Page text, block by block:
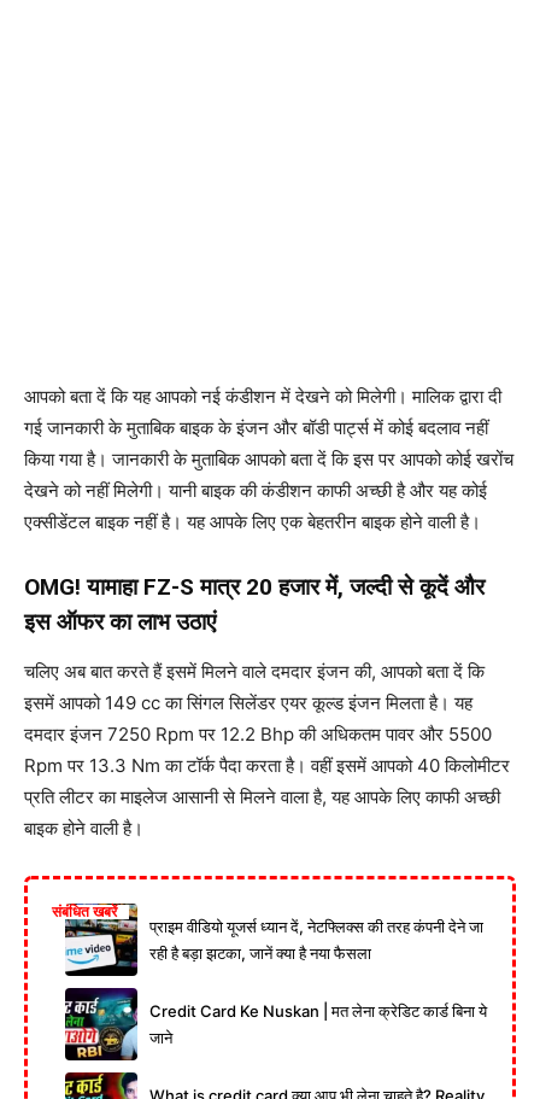
आपको बता दें कि यह आपको नई कंडीशन में देखने को मिलेगी। मालिक द्वारा दी
गई जानकारी के मुताबिक बाइक के इंजन और बॉडी पार्ट्स में कोई बदलाव नहीं
किया गया है। जानकारी के मुताबिक आपको बता दें कि इस पर आपको कोई खरोंच
देखने को नहीं मिलेगी। यानी बाइक की कंडीशन काफी अच्छी है और यह कोई
एक्सीडेंटल बाइक नहीं है। यह आपके लिए एक बेहतरीन बाइक होने वाली है।
OMG! यामाहा FZ-S मात्र 20 हजार में, जल्दी से कूदें और
इस ऑफर का लाभ उठाएं
चलिए अब बात करते हैं इसमें मिलने वाले दमदार इंजन की, आपको बता दें कि
इसमें आपको 149 cc का सिंगल सिलेंडर एयर कूल्ड इंजन मिलता है। यह
दमदार इंजन 7250 Rpm पर 12.2 Bhp की अधिकतम पावर और 5500
Rpm पर 13.3 Nm का टॉर्क पैदा करता है। वहीं इसमें आपको 40 किलोमीटर
प्रति लीटर का माइलेज आसानी से मिलने वाला है, यह आपके लिए काफी अच्छी
बाइक होने वाली है।
संबंधित खबरें
प्राइम वीडियो यूजर्स ध्यान दें, नेटफ्लिक्स की तरह कंपनी देने जा
रही है बड़ा झटका, जानें क्या है नया फैसला
Credit Card Ke Nuskan | मत लेना क्रेडिट कार्ड बिना ये
जाने
What is credit card क्या आप भी लेना चाहते है? Reality